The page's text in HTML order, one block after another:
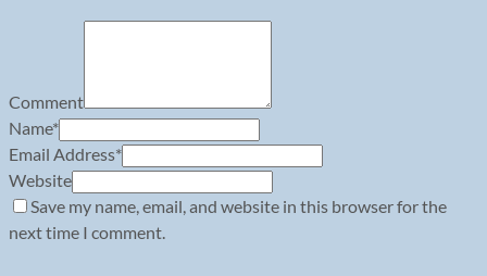
Comment
Name*
Email Address*
Website
Save my name, email, and website in this browser for the
next time I comment.